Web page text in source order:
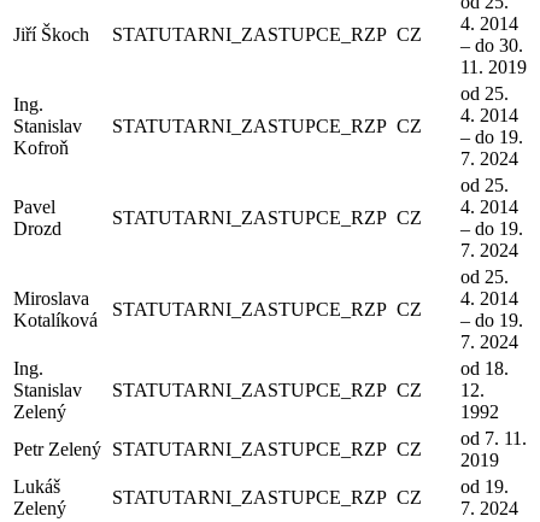
Jiří Škoch STATUTARNI_ZASTUPCE_RZP CZ
4. 2014
– do 30.
11. 2019
Ing.
Stanislav
Kofroň
STATUTARNI_ZASTUPCE_RZP CZ
od 25.
4. 2014
– do 19.
7. 2024
Pavel
Drozd
STATUTARNI_ZASTUPCE_RZP CZ
od 25.
4. 2014
– do 19.
7. 2024
Miroslava
Kotalíková
STATUTARNI_ZASTUPCE_RZP CZ
od 25.
4. 2014
– do 19.
7. 2024
Ing.
Stanislav
Zelený
STATUTARNI_ZASTUPCE_RZP CZ
od 18.
12.
1992
Petr Zelený STATUTARNI_ZASTUPCE_RZP CZ
od 7. 11.
2019
Lukáš
Zelený
STATUTARNI_ZASTUPCE_RZP CZ
od 19.
7. 2024